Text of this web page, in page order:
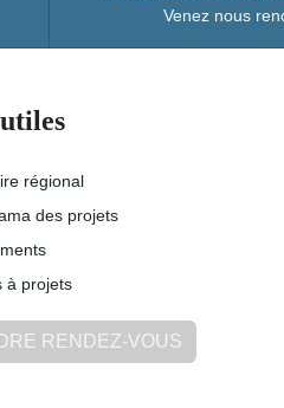
Venez nous
régional
des projets
à projets
RENDEZ-VOUS